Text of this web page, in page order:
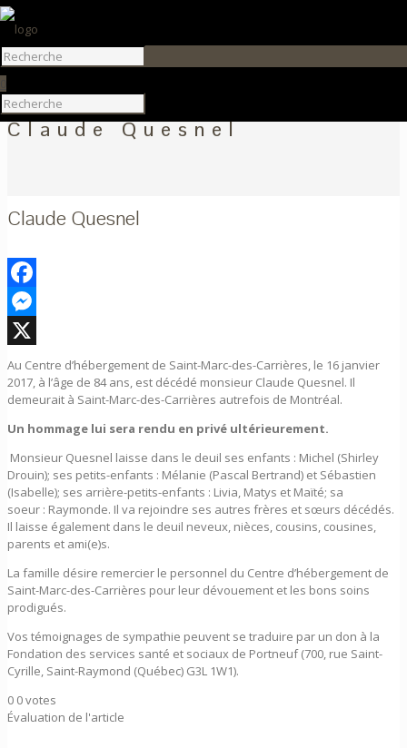
Claude Quesnel
Claude Quesnel
Facebook
Messenger
X
Au Centre d’hébergement de Saint-Marc-des-Carrières, le 16 janvier
2017, à l’âge de 84 ans, est décédé monsieur Claude Quesnel. Il
demeurait à Saint-Marc-des-Carrières autrefois de Montréal.
Un hommage lui sera rendu en privé ultérieurement.
Monsieur Quesnel laisse dans le deuil ses enfants : Michel (Shirley
Drouin); ses petits-enfants : Mélanie (Pascal Bertrand) et Sébastien
(Isabelle); ses arrière-petits-enfants : Livia, Matys et Maïté; sa
soeur : Raymonde. Il va rejoindre ses autres frères et sœurs décédés.
Il laisse également dans le deuil neveux, nièces, cousins, cousines,
parents et ami(e)s.
La famille désire remercier le personnel du Centre d’hébergement de
Saint-Marc-des-Carrières pour leur dévouement et les bons soins
prodigués.
Vos témoignages de sympathie peuvent se traduire par un don à la
Fondation des services santé et sociaux de Portneuf (700, rue Saint-
Cyrille, Saint-Raymond (Québec) G3L 1W1).
0 0votes
Évaluation de l'article